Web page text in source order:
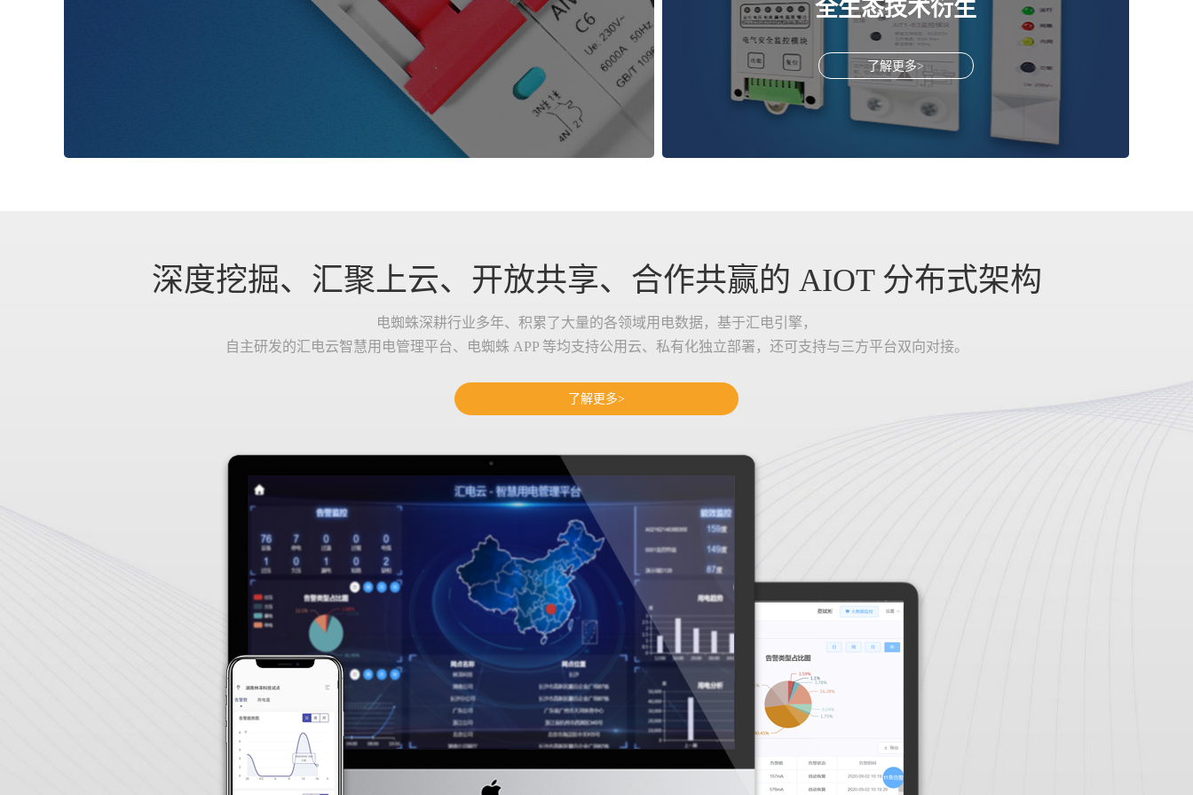
全生态技术衍生
了解更多>
深度挖掘、汇聚上云、开放共享、合作共赢的 AIOT 分布式架构
电蜘蛛深耕行业多年、积累了大量的各领域用电数据，基于汇电引擎，
自主研发的汇电云智慧用电管理平台、电蜘蛛 APP 等均支持公用云、私有化独立部署，还可支持与三方平台双向对接。
了解更多>